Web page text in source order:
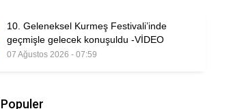
10. Geleneksel Kurmeş Festivali’inde
geçmişle gelecek konuşuldu -VİDEO
07 Ağustos 2026 - 07:59
Populer